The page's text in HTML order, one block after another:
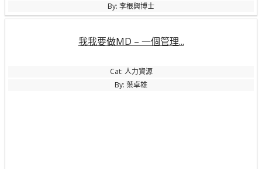
By: 李根興博士
我我要做MD – 一個管理...
Cat: 人力資源
By: 葉卓雄